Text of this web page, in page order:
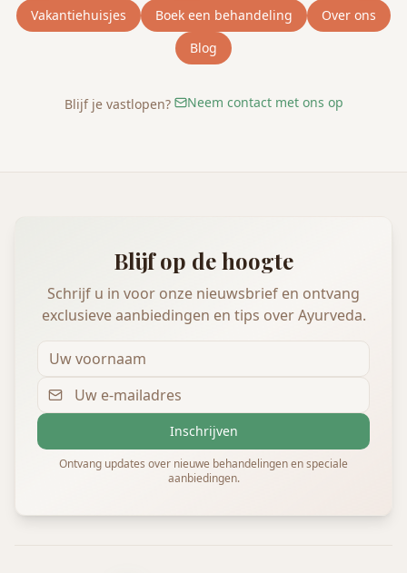
Vakantiehuisjes
Boek een behandeling
Over ons
Blog
Blijf je vastlopen? Neem contact met ons op
Blijf op de hoogte
Schrijf u in voor onze nieuwsbrief en ontvang
exclusieve aanbiedingen en tips over Ayurveda.
Inschrijven
Ontvang updates over nieuwe behandelingen en speciale
aanbiedingen.